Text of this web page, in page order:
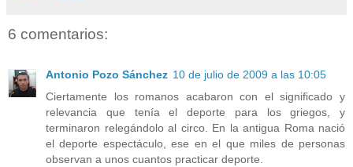
6 comentarios:
Antonio Pozo Sánchez 10 de julio de 2009 a las 10:05
Ciertamente los romanos acabaron con el significado y
relevancia que tenía el deporte para los griegos, y
terminaron relegándolo al circo. En la antigua Roma nació
el deporte espectáculo, ese en el que miles de personas
observan a unos cuantos practicar deporte.